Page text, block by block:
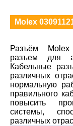
Molex
Разъём
разъем для
Кабельные
различных
нормальную
правильного
повысить
системы,
различных